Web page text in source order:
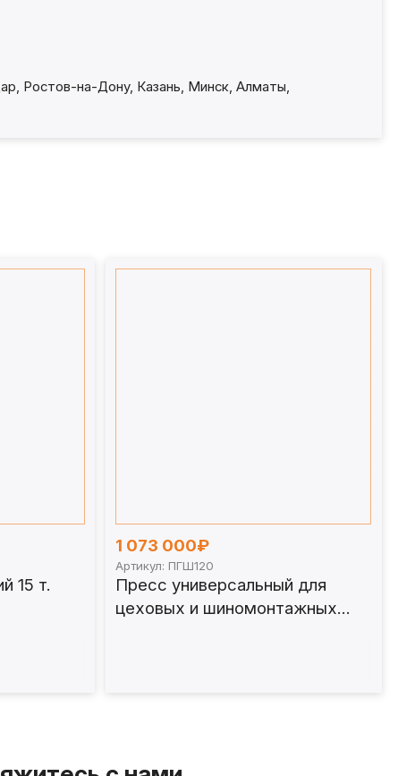
Ростов-на-Дону, Казань, Минск, Алматы,
15 т.
1 073 000₽
Артикул: ПГШ120
Пресс универсальный для
цеховых и шиномонтажных